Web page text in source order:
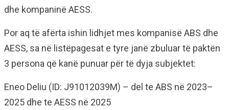
dhe kompaninë AESS.
Por aq të afërta ishin lidhjet mes kompanisë ABS dhe
AESS, sa në listëpagesat e tyre janë zbuluar të paktën
3 persona që kanë punuar për të dyja subjektet:
Eneo Deliu (ID: J91012039M) – del te ABS në 2023–
2025 dhe te AESS në 2025